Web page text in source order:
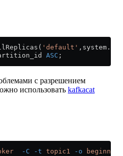
'default' , system .
ASC ;
с разрешением
использовать kafkacat
  -C
-t topic1 -o beginning